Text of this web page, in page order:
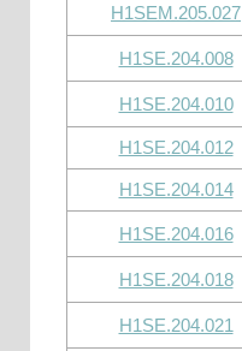
H1SEM.205.027
H1SE.204.008
H1SE.204.010
H1SE.204.012
H1SE.204.014
H1SE.204.016
H1SE.204.018
H1SE.204.021